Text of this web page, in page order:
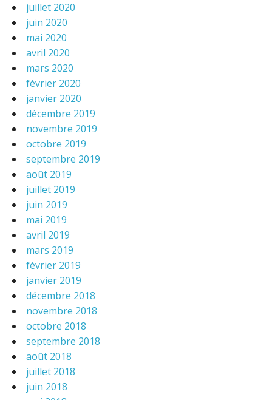
juillet 2020
juin 2020
mai 2020
avril 2020
mars 2020
février 2020
janvier 2020
décembre 2019
novembre 2019
octobre 2019
septembre 2019
août 2019
juillet 2019
juin 2019
mai 2019
avril 2019
mars 2019
février 2019
janvier 2019
décembre 2018
novembre 2018
octobre 2018
septembre 2018
août 2018
juillet 2018
juin 2018